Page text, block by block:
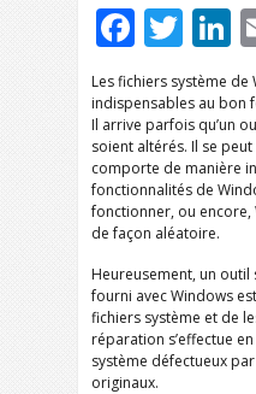
Les fichiers système de
indispensables au bon
Il arrive parfois qu’un
soient altérés. Il se
comporte de manière
fonctionnalités de
fonctionner, ou
de façon aléatoire.
Heureusement, un
fourni avec Windows
fichiers système et de
réparation s’effectue
système défectueux
originaux.